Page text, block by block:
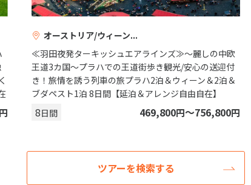
オーストリア/ウィーン
≪羽田夜発ターキッシュエアラインズ≫～麗しの中欧
王道3カ国～プラハでの王道街歩き観光/安心の送迎付
き！旅情を誘う列車の旅プラハ2泊＆ウィーン＆2泊＆
ブダペスト1泊 8日間【延泊＆アレンジ自由自在】
8日間 469,800円〜756,800円
ツアーを検索する